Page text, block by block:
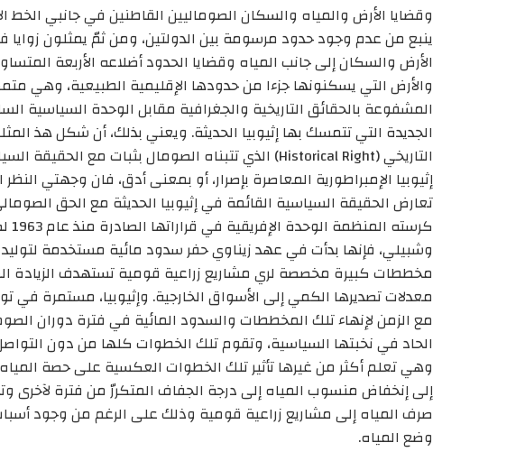
وقضايا الأرض والمياه والسكان الصوماليين القاطنين في جانبي الخط
ينبع من عدم وجود حدود مرسومة بين الدولتين، ومن ثمّ يمثلون
الأرض والسكان إلى جانب المياه وقضايا الحدود أضلاعه الأربعة
والأرض التي يسكنونها جزءا من حدودها الإقليمية الطبيعية، وهي
المشفوعة بالحقائق التاريخية والجغرافية مقابل الوحدة السياسية
الجديدة التي تتمسك بها إثيوبيا الحديثة. ويعني بذلك، أن شكل هذ
إثيوبيا الإمبراطورية المعاصرة بإصرار، أو بمعنى أدق، فان وجهتي
تعارض الحقيقة السياسية القائمة في إثيوبيا الحديثة مع الحق
وشبيلي، فإنها بدأت في عهد زيناوي حفر سدود مائية مستخدمة
مخططات كبيرة مخصصة لري مشاريع زراعية قومية تستهدف الزيادة
معدلات تصديرها الكمي إلى الأسواق الخارجية. وإثيوبيا، مستمرة في
مع الزمن لإنهاء تلك المخططات والسدود المائية في فترة دوران
الحاد في نخبتها السياسية، وتقوم تلك الخطوات كلها من دون
وهي تعلم أكثر من غيرها تأثير تلك الخطوات العكسية على حصة
إلى إنخفاض منسوب المياه إلى درجة الجفاف المتكررّ من فترة لآخرى
صرف المياه إلى مشاريع زراعية قومية وذلك على الرغم من وجود
وضع المياه.